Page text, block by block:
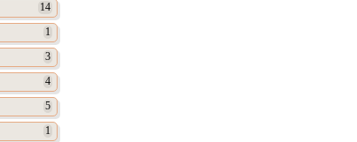
14
1
3
4
5
1